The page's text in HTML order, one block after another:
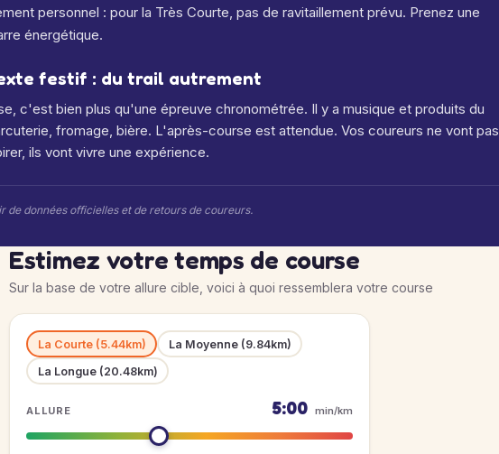
personnel : pour la Très Courte, pas de ravitaillement prévu. Prenez une
énergétique.
festif : du trail autrement
c'est bien plus qu'une épreuve chronométrée. Il y a musique et produits du
fromage, bière. L'après-course est attendue. Vos coureurs ne vont pas
ils vont vivre une expérience.
de données officielles et de retours de coureurs.
Estimez votre temps de course
Sur la base de votre allure cible, voici à quoi ressemblera votre course
La Courte (5.44km)
La Moyenne (9.84km)
La Longue (20.48km)
ALLURE 5:00 min/km